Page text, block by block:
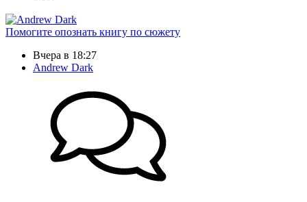
Помогите опознать книгу по сюжету
Вчера в 18:27
Andrew Dark